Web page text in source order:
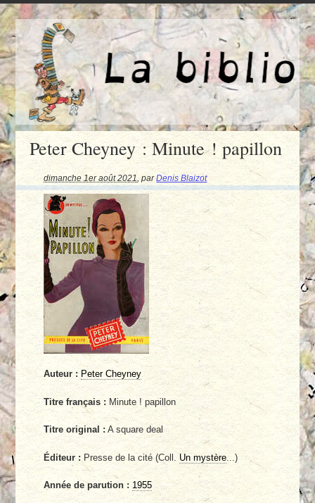
Peter Cheyney : Minute ! papillon
dimanche 1er août 2021 ,parDenis Blaizot
Auteur : Peter Cheyney
Titre français : Minute ! papillon
Titre original : A square deal
Éditeur :Presse de la cité (Coll. Un mystère...)
Année de parution : 1955